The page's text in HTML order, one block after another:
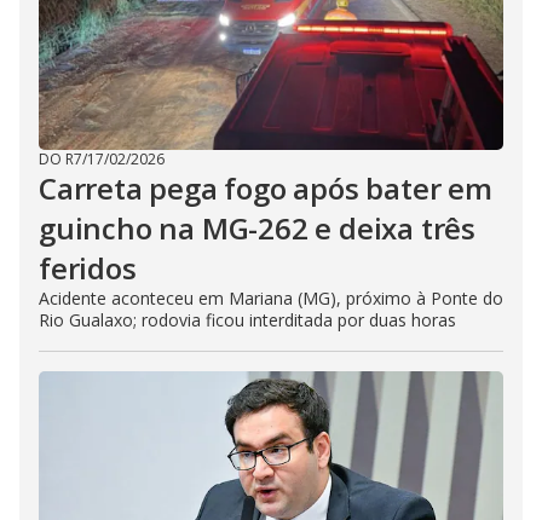
DO R7/17/02/2026
Carreta pega fogo após bater em
guincho na MG-262 e deixa três
feridos
Acidente aconteceu em Mariana (MG), próximo à Ponte do
Rio Gualaxo; rodovia ficou interditada por duas horas